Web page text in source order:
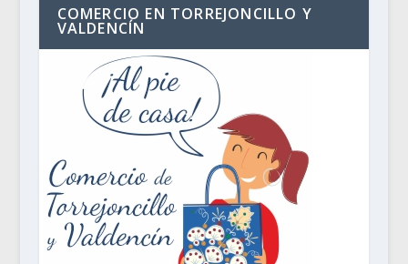
COMERCIO EN TORREJONCILLO Y
VALDENCÍN